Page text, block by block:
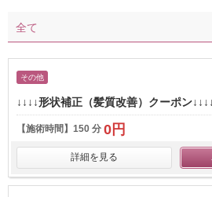
全て
その他
↓↓↓↓形状補正（髪質改善）クーポン↓↓↓↓
【施術時間】 150 分 0円
詳細を見る